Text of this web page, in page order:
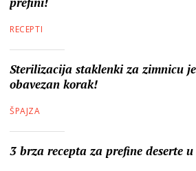
RECEPTI
Sterilizacija staklenki za zimnicu je
obavezan korak!
ŠPAJZA
3 brza recepta za prefine deserte